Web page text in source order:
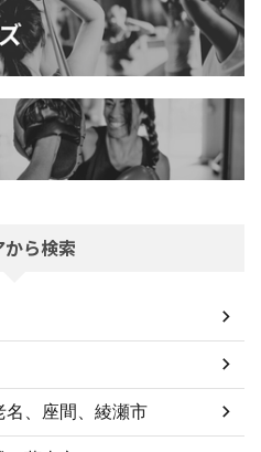
から検索
、座間、綾瀬市